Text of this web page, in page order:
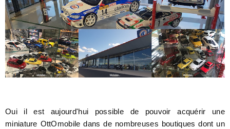
Oui il est aujourd'hui possible de pouvoir acquérir une
miniature OttOmobile dans de nombreuses boutiques dont un